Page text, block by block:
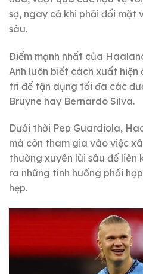
sợ, ngay cả khi phải đối mặt
sâu.
Điểm mạnh nhất của
Anh luôn biết cách xuất
trí để tận dụng tối đa các
Bruyne hay Bernardo Silva.
Dưới thời Pep Guardiola,
mà còn tham gia vào việc
thường xuyên lùi sâu để liên
ra những tình huống phối
hẹp.